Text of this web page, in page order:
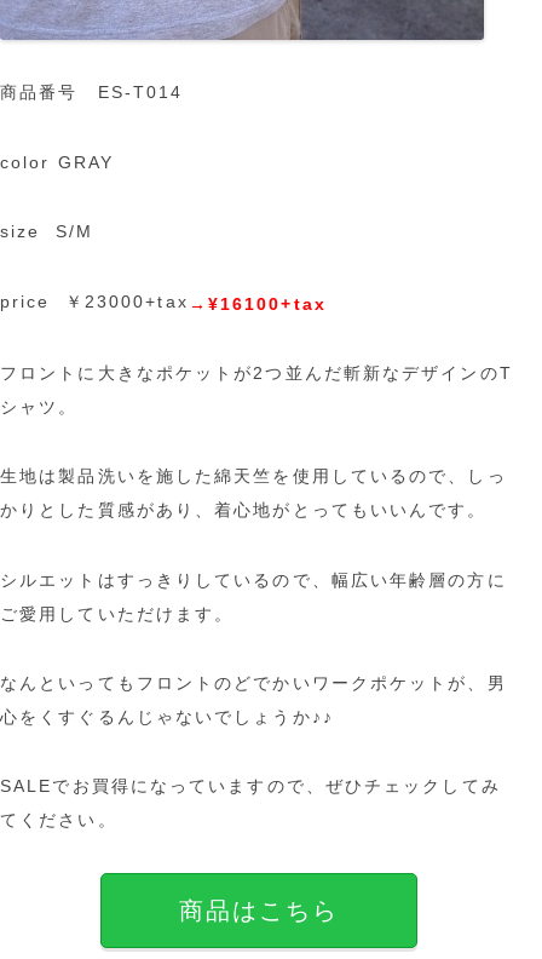
商品番号 ES-T014
color GRAY
size S/M
price ￥23000+tax →¥16100+tax
フロントに大きなポケットが2つ並んだ斬新なデザインのT
シャツ。
生地は製品洗いを施した綿天竺を使用しているので、しっ
かりとした質感があり、着心地がとってもいいんです。
シルエットはすっきりしているので、幅広い年齢層の方に
ご愛用していただけます。
なんといってもフロントのどでかいワークポケットが、男
心をくすぐるんじゃないでしょうか♪♪
SALEでお買得になっていますので、ぜひチェックしてみ
てください。
商品はこちら